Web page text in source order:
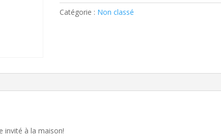
CHEZ
Catégorie : Non classé
invité à la maison!